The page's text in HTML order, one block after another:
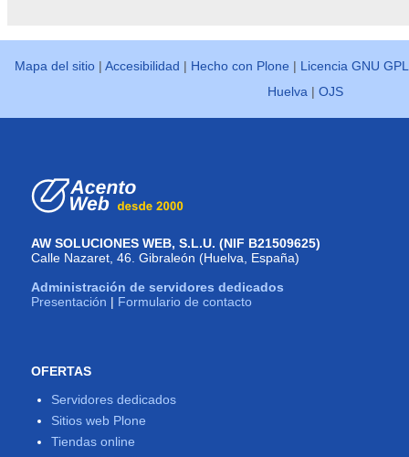
Mapa del sitio |Accesibilidad | Hecho con Plone | Licencia GNU GPL
Huelva |OJS
AW SOLUCIONES WEB, S.L.U. (NIF B21509625)
Calle Nazaret, 46. Gibraleón (Huelva, España)
Administración de servidores dedicados
Presentación | Formulario de contacto
OFERTAS
Servidores dedicados
Sitios web Plone
Tiendas online